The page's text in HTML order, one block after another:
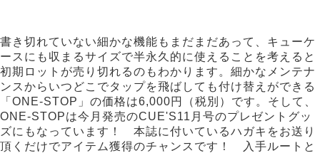
書き切れていない細かな機能もまだまだあって、キューケ
ースにも収まるサイズで半永久的に使えることを考えると
初期ロットが売り切れるのもわかります。細かなメンテナ
ンスからいつどこでタップを飛ばしても付け替えができる
「ONE-STOP」の価格は6,000円（税別）です。そして、
ONE-STOPは今月発売のCUE'S11月号のプレゼントグッ
ズにもなっています！ 本誌に付いているハガキをお送り
頂くだけでアイテム獲得のチャンスです！ 入手ルートと